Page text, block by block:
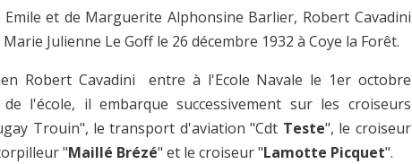
Emile et de Marguerite Alphonsine Barlier, Robert Cavadini
Julienne Le Goff le 26 décembre 1932 à Coye la Forêt.
Robert Cavadini entre à l'Ecole Navale le 1er octobre
l'école, il embarque successivement sur les croiseurs
Trouin", le transport d'aviation "Cdt Teste", le croiseur
"Maillé Brézé" et le croiseur "Lamotte Picquet".